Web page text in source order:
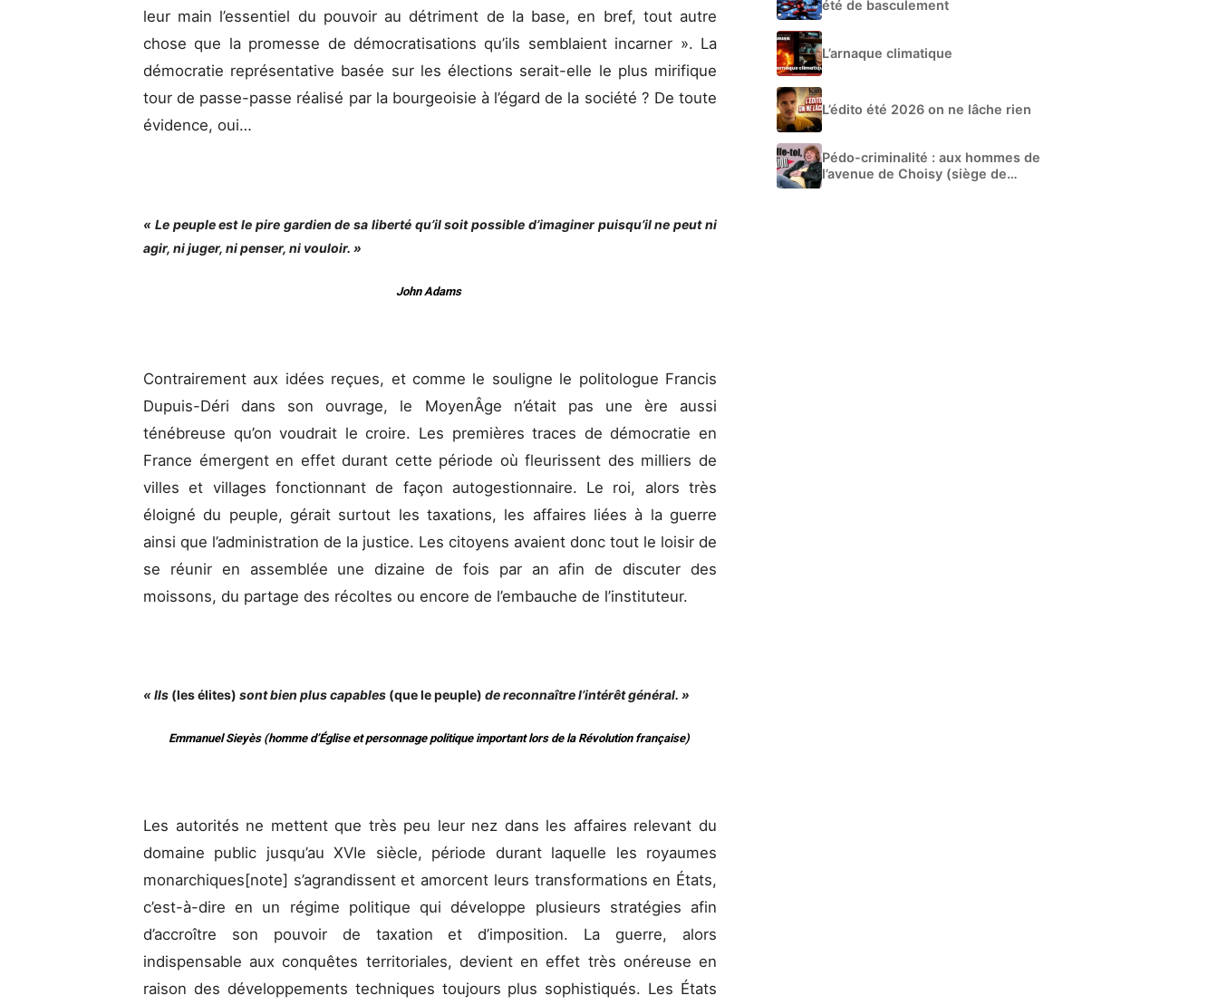
leur main l’essentiel du pouvoir au détriment de la base, en bref, tout autre
chose que la promesse de démocratisations qu’ils semblaient incarner ». La
démocratie représentative basée sur les élections serait-elle le plus mirifique
tour de passe-passe réalisé par la bourgeoisie à l’égard de la société ? De toute
évidence, oui…
« Le peuple est le pire gardien de sa liberté qu’il soit possible d’imaginer puisqu’il ne peut ni
agir, ni juger, ni penser, ni vouloir. »
John Adams
Contrairement aux idées reçues, et comme le souligne le politologue Francis
Dupuis-Déri dans son ouvrage, le MoyenÂge n’était pas une ère aussi
ténébreuse qu’on voudrait le croire. Les premières traces de démocratie en
France émergent en effet durant cette période où fleurissent des milliers de
villes et villages fonctionnant de façon autogestionnaire. Le roi, alors très
éloigné du peuple, gérait surtout les taxations, les affaires liées à la guerre
ainsi que l’administration de la justice. Les citoyens avaient donc tout le loisir de
se réunir en assemblée une dizaine de fois par an afin de discuter des
moissons, du partage des récoltes ou encore de l’embauche de l’instituteur.
« Ils (les élites) sont bien plus capables (que le peuple) de reconnaître l’intérêt général. »
Emmanuel Sieyès (homme d’Église et personnage politique important lors de la Révolution française)
Les autorités ne mettent que très peu leur nez dans les affaires relevant du
domaine public jusqu’au XVIe siècle, période durant laquelle les royaumes
monarchiques[note] s’agrandissent et amorcent leurs transformations en États,
c’est-à-dire en un régime politique qui développe plusieurs stratégies afin
d’accroître son pouvoir de taxation et d’imposition. La guerre, alors
indispensable aux conquêtes territoriales, devient en effet très onéreuse en
raison des développements techniques toujours plus sophistiqués. Les États
été de basculement
L’arnaque climatique
L’édito été 2026 on ne lâche rien
Pédo-criminalité : aux hommes de
l’avenue de Choisy (siège de